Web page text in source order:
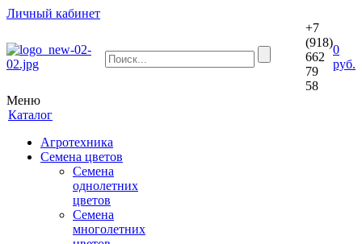
Личный кабинет
+7
(918)
662
79
58
0
руб.
Меню
Каталог
Агротехника
Семена цветов
Семена
однолетних
цветов
Семена
многолетних